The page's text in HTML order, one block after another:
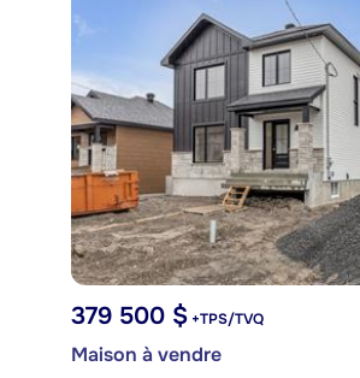
379 500 $ +TPS/TVQ
Maison à vendre